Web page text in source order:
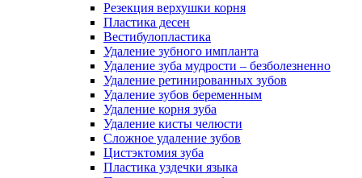
Резекция верхушки корня
Пластика десен
Вестибулопластика
Удаление зубного импланта
Удаление зуба мудрости – безболезненно
Удаление ретинированных зубов
Удаление зубов беременным
Удаление корня зуба
Удаление кисты челюсти
Сложное удаление зубов
Цистэктомия зуба
Пластика уздечки языка